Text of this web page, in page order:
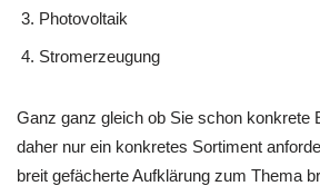
Photovoltaik
Stromerzeugung
Ganz ganz gleich ob Sie schon konkrete
daher nur ein konkretes Sortiment
breit gefächerte Aufklärung zum Thema